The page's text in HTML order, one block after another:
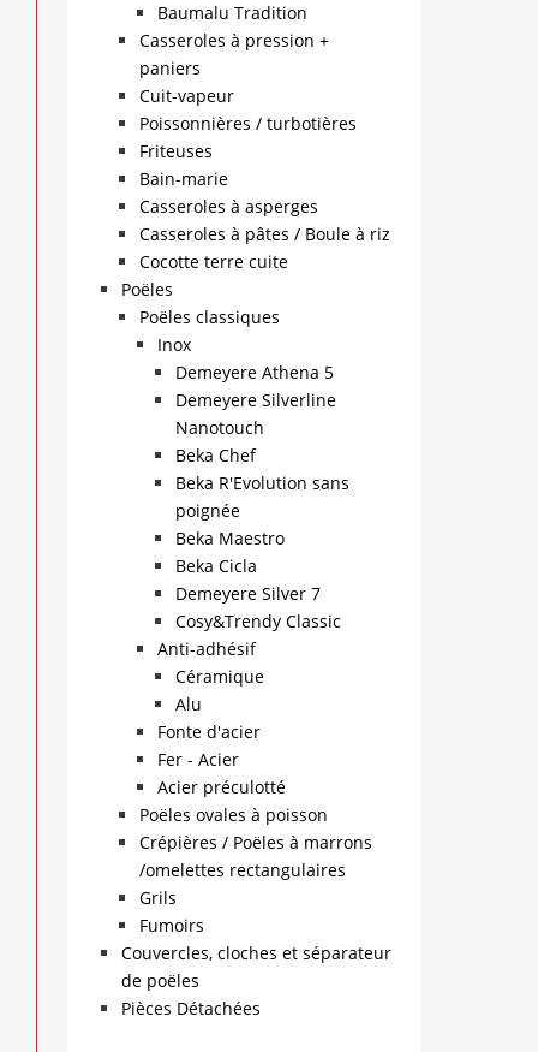
Baumalu Tradition
Casseroles à pression +
paniers
Cuit-vapeur
Poissonnières / turbotières
Friteuses
Bain-marie
Casseroles à asperges
Casseroles à pâtes / Boule à riz
Cocotte terre cuite
Poëles
Poëles classiques
Inox
Demeyere Athena 5
Demeyere Silverline
Nanotouch
Beka Chef
Beka R'Evolution sans
poignée
Beka Maestro
Beka Cicla
Demeyere Silver 7
Cosy&Trendy Classic
Anti-adhésif
Céramique
Alu
Fonte d'acier
Fer - Acier
Acier préculotté
Poëles ovales à poisson
Crépières / Poëles à marrons
/omelettes rectangulaires
Grils
Fumoirs
Couvercles, cloches et séparateur
de poëles
Pièces Détachées